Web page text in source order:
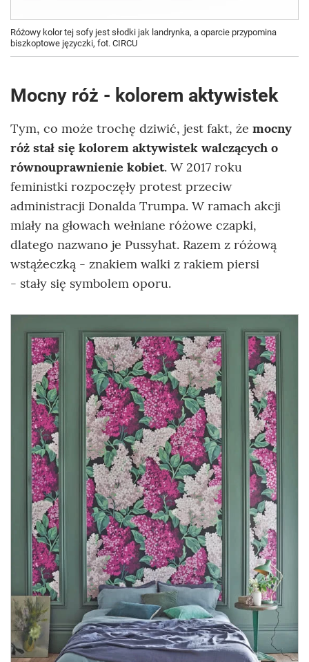
Różowy kolor tej sofy jest słodki jak landrynka, a oparcie przypomina
biszkoptowe języczki, fot. CIRCU
Mocny róż - kolorem aktywistek
Tym, co może trochę dziwić, jest fakt, że mocny
róż stał się kolorem aktywistek walczących o
równouprawnienie kobiet. W 2017 roku
feministki rozpoczęły protest przeciw
administracji Donalda Trumpa. W ramach akcji
miały na głowach wełniane różowe czapki,
dlatego nazwano je Pussyhat. Razem z różową
wstążeczką - znakiem walki z rakiem piersi
- stały się symbolem oporu.